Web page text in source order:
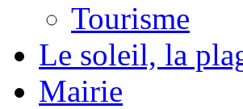
Tourisme
Le soleil, la
Mairie